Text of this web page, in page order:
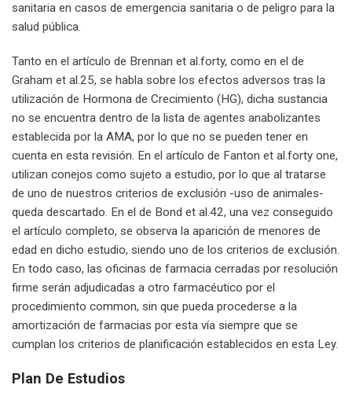
sanitaria en casos de emergencia sanitaria o de peligro para la
salud pública.
Tanto en el artículo de Brennan et al.forty, como en el de
Graham et al.25, se habla sobre los efectos adversos tras la
utilización de Hormona de Crecimiento (HG), dicha sustancia
no se encuentra dentro de la lista de agentes anabolizantes
establecida por la AMA, por lo que no se pueden tener en
cuenta en esta revisión. En el artículo de Fanton et al.forty one,
utilizan conejos como sujeto a estudio, por lo que al tratarse
de uno de nuestros criterios de exclusión -uso de animales-
queda descartado. En el de Bond et al.42, una vez conseguido
el artículo completo, se observa la aparición de menores de
edad en dicho estudio, siendo uno de los criterios de exclusión.
En todo caso, las oficinas de farmacia cerradas por resolución
firme serán adjudicadas a otro farmacéutico por el
procedimiento common, sin que pueda procederse a la
amortización de farmacias por esta vía siempre que se
cumplan los criterios de planificación establecidos en esta Ley.
Plan De Estudios